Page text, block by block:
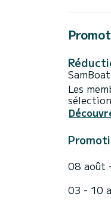
Les
08 août
03 - 10